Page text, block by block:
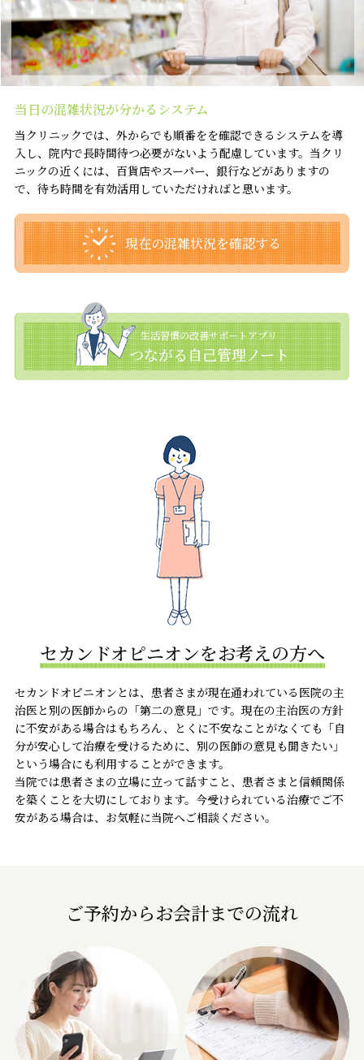
当日の混雑状況が分かるシステム
当クリニックでは、外からでも順番をを確認できるシステムを導
入し、院内で長時間待つ必要がないよう配慮しています。当クリ
ニックの近くには、百貨店やスーパー、銀行などがありますの
で、待ち時間を有効活用していただければと思います。
現在の混雑状況を確認する
生活習慣の改善サポートアプリ
つながる自己管理ノート
セカンドオピニオンをお考えの方へ
セカンドオピニオンとは、患者さまが現在通われている医院の主
治医と別の医師からの「第二の意見」です。現在の主治医の方針
に不安がある場合はもちろん、とくに不安なことがなくても「自
分が安心して治療を受けるために、別の医師の意見も聞きたい」
という場合にも利用することができます。
当院では患者さまの立場に立って話すこと、患者さまと信頼関係
を築くことを大切にしております。今受けられている治療でご不
安がある場合は、お気軽に当院へご相談ください。
ご予約からお会計までの流れ